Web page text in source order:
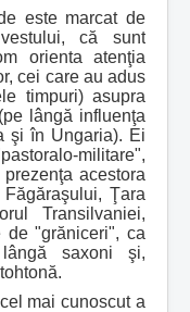
marcat de
că sunt
orienta atenţia
cei care au adus
timpuri) asupra
lângă influenţa
şi în Ungaria). Ei
militare",
acestora
Ţara
Transilvaniei,
de "grăniceri", ca
saxoni şi,
mai cunoscut a